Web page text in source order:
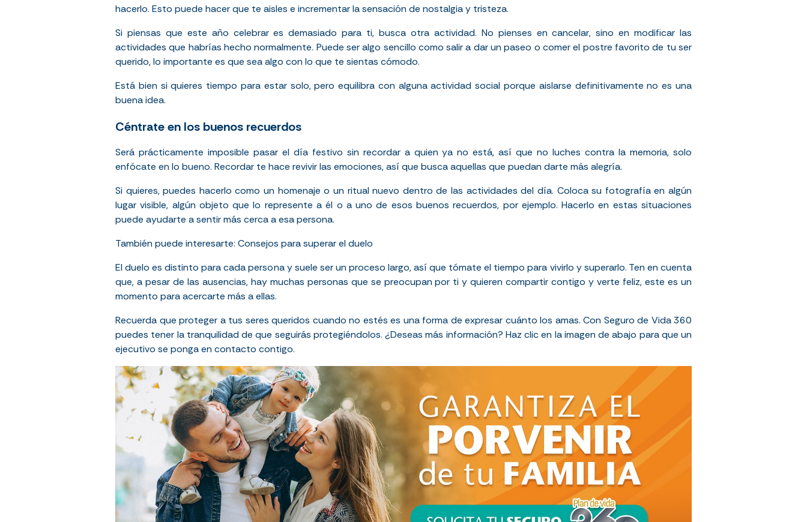
hacerlo. Esto puede hacer que te aisles e incrementar la sensación de nostalgia y tristeza.
Si piensas que este año celebrar es demasiado para ti, busca otra actividad. No pienses en cancelar, sino en modificar las
actividades que habrías hecho normalmente. Puede ser algo sencillo como salir a dar un paseo o comer el postre favorito de tu ser
querido, lo importante es que sea algo con lo que te sientas cómodo.
Está bien si quieres tiempo para estar solo, pero equilibra con alguna actividad social porque aislarse definitivamente no es una
buena idea.
Céntrate en los buenos recuerdos
Será prácticamente imposible pasar el día festivo sin recordar a quien ya no está, así que no luches contra la memoria, solo
enfócate en lo bueno. Recordar te hace revivir las emociones, así que busca aquellas que puedan darte más alegría.
Si quieres, puedes hacerlo como un homenaje o un ritual nuevo dentro de las actividades del día. Coloca su fotografía en algún
lugar visible, algún objeto que lo represente a él o a uno de esos buenos recuerdos, por ejemplo. Hacerlo en estas situaciones
puede ayudarte a sentir más cerca a esa persona.
También puede interesarte: Consejos para superar el duelo
El duelo es distinto para cada persona y suele ser un proceso largo, así que tómate el tiempo para vivirlo y superarlo. Ten en cuenta
que, a pesar de las ausencias, hay muchas personas que se preocupan por ti y quieren compartir contigo y verte feliz, este es un
momento para acercarte más a ellas.
Recuerda que proteger a tus seres queridos cuando no estés es una forma de expresar cuánto los amas. Con Seguro de Vida 360
puedes tener la tranquilidad de que seguirás protegiéndolos. ¿Deseas más información? Haz clic en la imagen de abajo para que un
ejecutivo se ponga en contacto contigo.